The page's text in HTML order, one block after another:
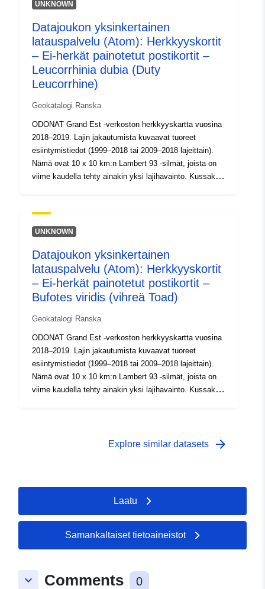
toteutumishetkellä, sitä ei pitäisi pitää tyhjentävänä.
Lajin esiintyminen tunnistettujen alueiden ulkopuolella on
mahdollista. Katso lisätietoja kortin lukuohjeista sekä
PDF-korteista.
UNKNOWN
Datajoukon yksinkertainen
latauspalvelu (Atom): Herkkyyskortit
– Ei-herkät painotetut postikortit –
Leucorrhinia dubia (Duty
Leucorrhine)
Geokatalogi Ranska
ODONAT Grand Est -verkoston herkkyyskartta vuosina
2018–2019. Lajin jakautumista kuvaavat tuoreet
esiintymistiedot (1999–2018 tai 2009–2018 lajeittain).
Nämä ovat 10 x 10 km:n Lambert 93 -silmät, joista on
viime kaudella tehty ainakin yksi lajihavainto. Kussakin
Mahdolliset huomautukset on otettava huomioon: ne
voidaan istuttaa populaatioita, mutta myös satunnaisia
toteutumishetkellä, sitä ei pitäisi pitää tyhjentävänä.
Lajin esiintyminen tunnistettujen alueiden ulkopuolella on
mahdollista. Katso lisätietoja kortin lukuohjeista sekä
PDF-korteista.
UNKNOWN
Datajoukon yksinkertainen
latauspalvelu (Atom): Herkkyyskortit
– Ei-herkät painotetut postikortit –
Bufotes viridis (vihreä Toad)
Geokatalogi Ranska
ODONAT Grand Est -verkoston herkkyyskartta vuosina
2018–2019. Lajin jakautumista kuvaavat tuoreet
esiintymistiedot (1999–2018 tai 2009–2018 lajeittain).
Nämä ovat 10 x 10 km:n Lambert 93 -silmät, joista on
viime kaudella tehty ainakin yksi lajihavainto. Kussakin
voidaan istuttaa populaatioita, mutta myös satunnaisia
Explore similar datasets arrow_forward
Laatu
Samankaltaiset tietoaineistot
keyboard_arrow_down Comments 0